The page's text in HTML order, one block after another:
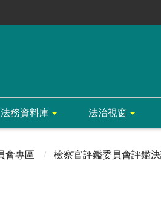
法務資料庫 法治視窗
會專區 檢察官評鑑委員會評鑑